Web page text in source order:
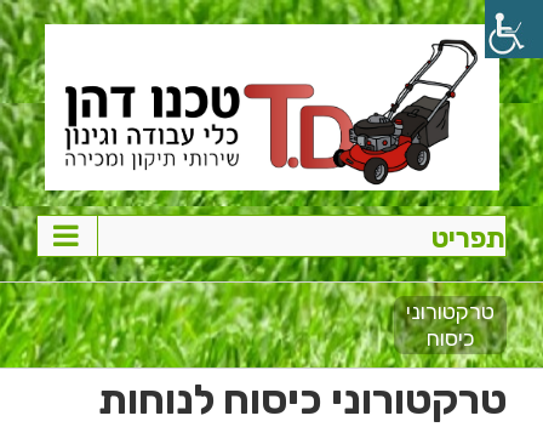
Skip
to
content
טרקטורוני
כיסוח
טרקטורוני כיסוח לנוחות